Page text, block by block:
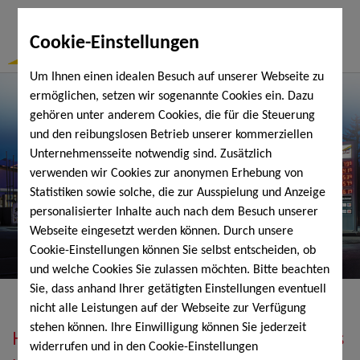
Cookie-Einstellungen
Um Ihnen einen idealen Besuch auf unserer Webseite zu
ermöglichen, setzen wir sogenannte Cookies ein. Dazu
gehören unter anderem Cookies, die für die Steuerung
und den reibungslosen Betrieb unserer kommerziellen
Unternehmensseite notwendig sind. Zusätzlich
verwenden wir Cookies zur anonymen Erhebung von
Statistiken sowie solche, die zur Ausspielung und Anzeige
personalisierter Inhalte auch nach dem Besuch unserer
Webseite eingesetzt werden können. Durch unsere
Cookie-Einstellungen können Sie selbst entscheiden, ob
und welche Cookies Sie zulassen möchten. Bitte beachten
Sie, dass anhand Ihrer getätigten Einstellungen eventuell
nicht alle Leistungen auf der Webseite zur Verfügung
stehen können. Ihre Einwilligung können Sie jederzeit
widerrufen und in den Cookie-Einstellungen
Heizöl, Diesel, Schmierstoffe, Holzpellets